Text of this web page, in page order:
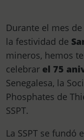
Durante el mes
la festividad de
mineros, hemos
celebrar el 75
Senegalesa, la
Phosphates de
SSPT.
La SSPT se fundó